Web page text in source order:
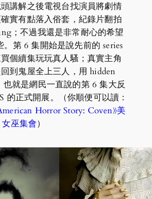
講解之後電視台找演員將劇情
實有點落入俗套，紀錄片翻拍
；不過我還是非常耐心的希望
第 6 集開始是說先前的 series
個續集玩玩真人騷；真實主角
到鬼屋全上三人，用 hidden
也就是網民一直說的第 6 集大反
的正式開展。（你順便可以讀：
Horror Story: Coven》美
巫集會）